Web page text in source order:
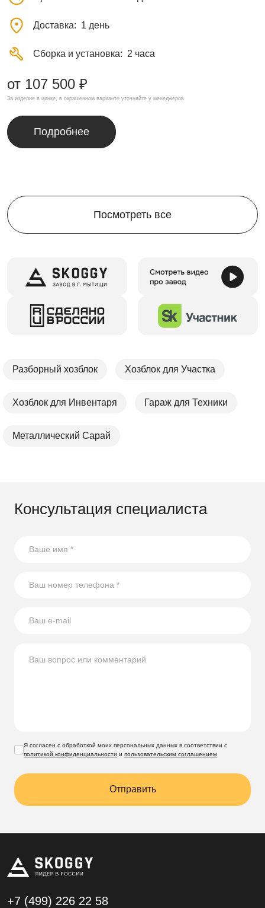
Доставка 1 день
Сборка и установка 2 часа
от 107 500 ₽
За изделие в цинке, в окрашенном варианте уточняйте у менеджеров
Подробнее
Посмотреть все
Разборный хозблок Хозблок для Участка
Хозблок для Инвентаря Гараж для Техники
Металлический Сарай
Консультация специалиста
Я согласен с обработкой моих персональных данных в соответствии с
политикой конфиденциальности и пользовательским соглашением
Отправить
+7 (499) 226 22 58